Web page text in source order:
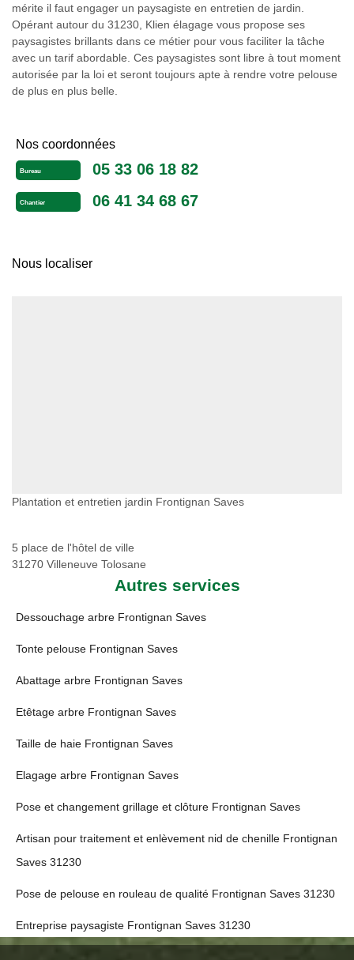
mérite il faut engager un paysagiste en entretien de jardin.
Opérant autour du 31230, Klien élagage vous propose ses
paysagistes brillants dans ce métier pour vous faciliter la tâche
avec un tarif abordable. Ces paysagistes sont libre à tout moment
autorisée par la loi et seront toujours apte à rendre votre pelouse
de plus en plus belle.
Nos coordonnées
Bureau 05 33 06 18 82
Chantier 06 41 34 68 67
Nous localiser
Plantation et entretien jardin Frontignan Saves
5 place de l'hôtel de ville
31270 Villeneuve Tolosane
Autres services
Dessouchage arbre Frontignan Saves
Tonte pelouse Frontignan Saves
Abattage arbre Frontignan Saves
Etêtage arbre Frontignan Saves
Taille de haie Frontignan Saves
Elagage arbre Frontignan Saves
Pose et changement grillage et clôture Frontignan Saves
Artisan pour traitement et enlèvement nid de chenille Frontignan
Saves 31230
Pose de pelouse en rouleau de qualité Frontignan Saves 31230
Entreprise paysagiste Frontignan Saves 31230